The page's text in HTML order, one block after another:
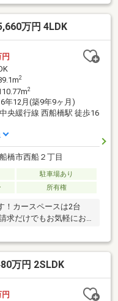
万円 4LDK
2
2
年12月(築9年9ヶ月)
央緩行線 西船橋駅 徒歩16
橋市西船２丁目
駐車場あり
所有権
！カースペースは2台
求だけでもお気軽にお
万円 2SLDK